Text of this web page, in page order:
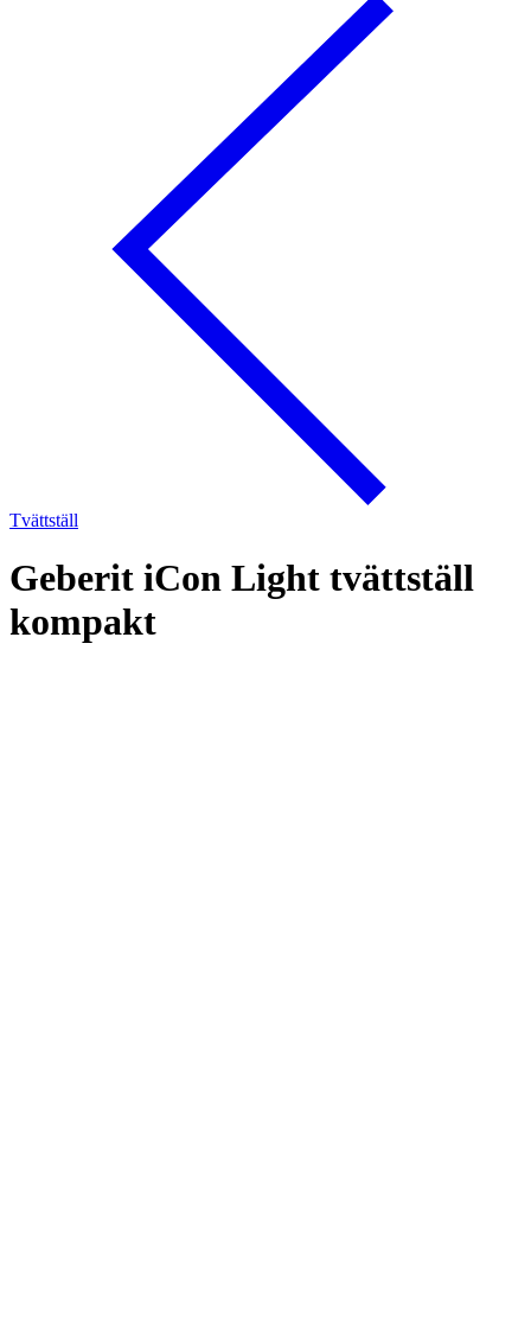
Tvättställ
Geberit iCon Light tvättställ
kompakt